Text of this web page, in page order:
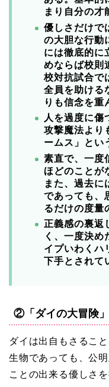
まり自分の才
優しさだけで
の大胆な行動
には徹底的に
めならば校則
校対抗試合で
全員を助ける
りも信念を重
人を過度に傷
攻撃魔法より
ームス」とい
素直で、一度
ほどのことが
また、過去に
であっても、
るだけの度量
正義感の裏返
く、一度決め
イプいわくハ
下手とされて
②「ダイの大冒険」
ダイは出自もさるこ
生物であっても、公
ことの出来る優しさ